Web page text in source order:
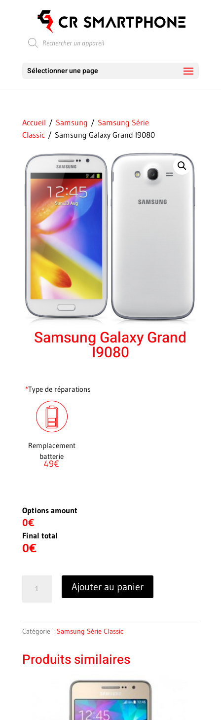
Recherche
de
Sélectionner une page
Accueil / Samsung / Samsung Série
Classic/ Samsung Galaxy Grand I9080
Samsung Galaxy Grand
I9080
*Type de réparations
Remplacement
batterie
49€
Options amount
0€
Final total
0€
Grand
Ajouter au panier
Catégorie : Samsung Série Classic
Produits similaires